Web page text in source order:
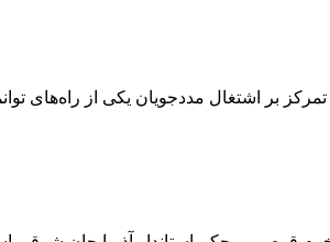
تمرکز بر اشتغال مددجویان یکی از